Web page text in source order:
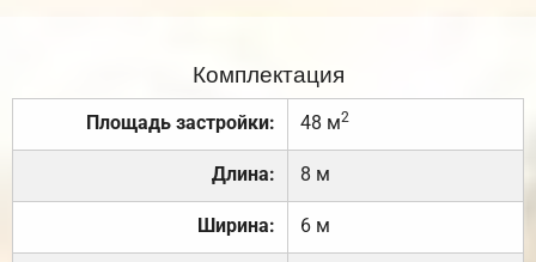
Комплектация
Площадь застройки: 48 м2
Длина: 8 м
Ширина: 6 м